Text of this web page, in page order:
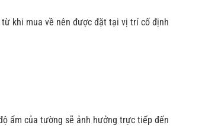
khi mua về nên được đặt tại vị trí cố định
ẩm của tường sẽ ảnh hưởng trực tiếp đến